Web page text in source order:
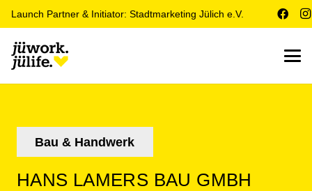
Launch Partner & Initiator: Stadtmarketing Jülich e.V.
Bau & Handwerk
HANS LAMERS BAU GMBH